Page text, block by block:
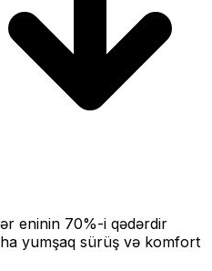
eninin 70%-i qədərdir
yumşaq sürüş və komfort